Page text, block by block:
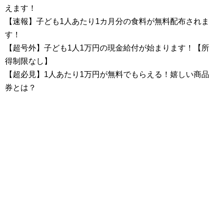
えます！
【速報】子ども1人あたり1カ月分の食料が無料配布されま
す！
【超号外】子ども1人1万円の現金給付が始まります！【所
得制限なし】
【超必見】1人あたり1万円が無料でもらえる！嬉しい商品
券とは？